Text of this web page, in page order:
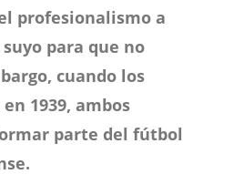
profesionalismo a
para que no
cuando los
1939, ambos
parte del fútbol